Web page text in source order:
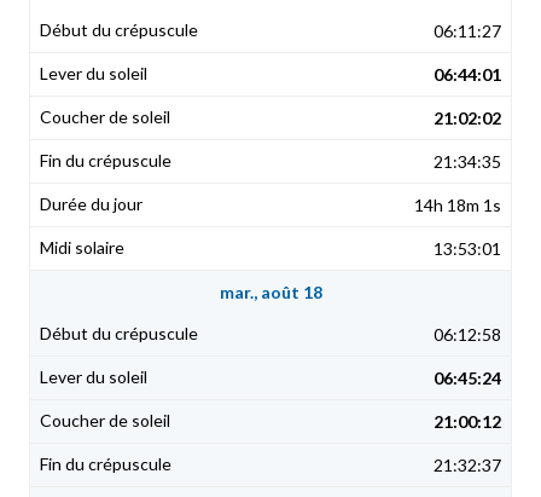
06:11:27
06:44:01
21:02:02
21:34:35
14h 18m 1s
13:53:01
mar., août 18
06:12:58
06:45:24
21:00:12
21:32:37